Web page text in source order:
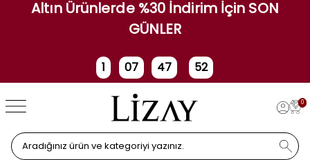
Altın Ürünlerde %30 İndirim İçin SON
GÜNLER
1
Gün
07
Saat
47 52
0